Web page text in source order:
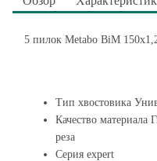
5 пилок Metabo BiM
Тип хвостовика
Качество материала
реза
Серия expert